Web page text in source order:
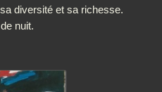
diversité et sa richesse.
nuit.